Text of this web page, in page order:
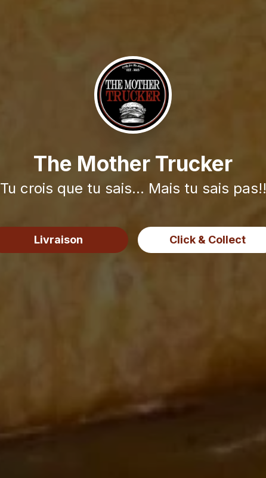
The Mother Trucker
Tu crois que tu sais... Mais tu sais pas!!
Livraison Click & Collect